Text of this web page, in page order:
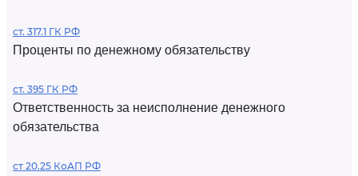
ст. 317.1 ГК РФ
Проценты по денежному обязательству
ст. 395 ГК РФ
Ответственность за неисполнение денежного
обязательства
ст 20.25 КоАП РФ